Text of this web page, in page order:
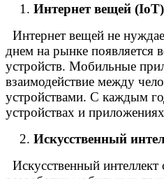
Интернет вещей (IoT)
Интернет вещей не
днем на рынке появляется
устройств. Мобильные
взаимодействие между
устройствами. С каждым
устройствах и
Искусственный
Искусственный